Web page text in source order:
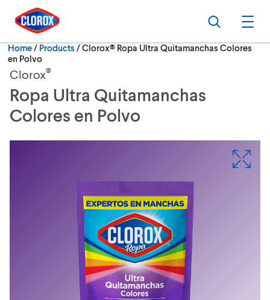
Skip to main navigation
Skip to content
Skip to footer
Search
Home/ Products Current:
Clorox® Ropa Ultra Quitamanchas Colores
en Polvo
Clorox®
Ropa Ultra Quitamanchas
Colores en Polvo